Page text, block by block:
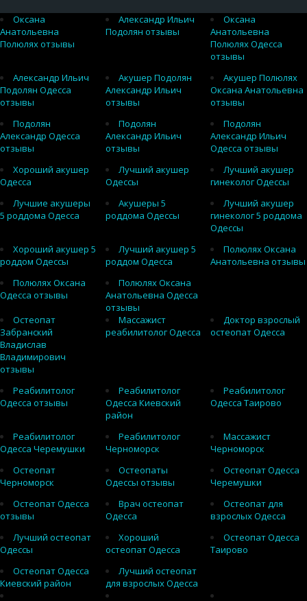
Оксана
Анатольевна
Полюлях отзывы
Александр Ильич
Подолян отзывы
Оксана
Анатольевна
Полюлях Одесса
отзывы
Александр Ильич
Подолян Одесса
отзывы
Акушер Подолян
Александр Ильич
отзывы
Акушер Полюлях
Оксана Анатольевна
отзывы
Подолян
Александр Одесса
отзывы
Подолян
Александр Ильич
отзывы
Подолян
Александр Ильич
Одесса отзывы
Хороший акушер
Одесса
Лучший акушер
Одессы
Лучший акушер
гинеколог Одессы
Лучшие акушеры
5 роддома Одесса
Акушеры 5
роддома Одессы
Лучший акушер
гинеколог 5 роддома
Одессы
Хороший акушер 5
роддом Одессы
Лучший акушер 5
роддом Одесса
Полюлях Оксана
Анатольевна отзывы
Полюлях Оксана
Одесса отзывы
Полюлях Оксана
Анатольевна Одесса
отзывы
Остеопат
Забранский
Владислав
Владимирович
отзывы
Массажист
реабилитолог Одесса
Доктор взрослый
остеопат Одесса
Реабилитолог
Одесса отзывы
Реабилитолог
Одесса Киевский
район
Реабилитолог
Одесса Таирово
Реабилитолог
Одесса Черемушки
Реабилитолог
Черноморск
Массажист
Черноморск
Остеопат
Черноморск
Остеопаты
Одессы отзывы
Остеопат Одесса
Черемушки
Остеопат Одесса
отзывы
Врач остеопат
Одесса
Остеопат для
взрослых Одесса
Лучший остеопат
Одессы
Хороший
остеопат Одесса
Остеопат Одесса
Таирово
Остеопат Одесса
Киевский район
Лучший остеопат
для взрослых Одесса